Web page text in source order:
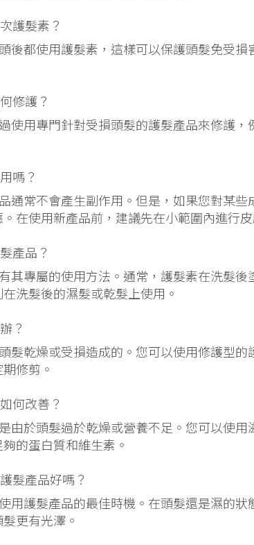
護髮素？
後都使用護髮素，這樣可以保護頭髮免受
修護？
使用專門針對受損頭髮的護髮產品來修護
嗎？
通常不會產生副作用。但是，如果您對某
在使用新產品前，建議先在小範圍內進行皮
產品？
其專屬的使用方法。通常，護髮素在洗髮
洗髮後的濕髮或乾髮上使用。
？
髮乾燥或受損造成的。您可以使用修護型
修剪。
何改善？
由於頭髮過於乾燥或營養不足。您可以使
的蛋白質和維生素。
髮產品好嗎？
用護髮產品的最佳時機。在頭髮還是濕的狀
更有光澤。